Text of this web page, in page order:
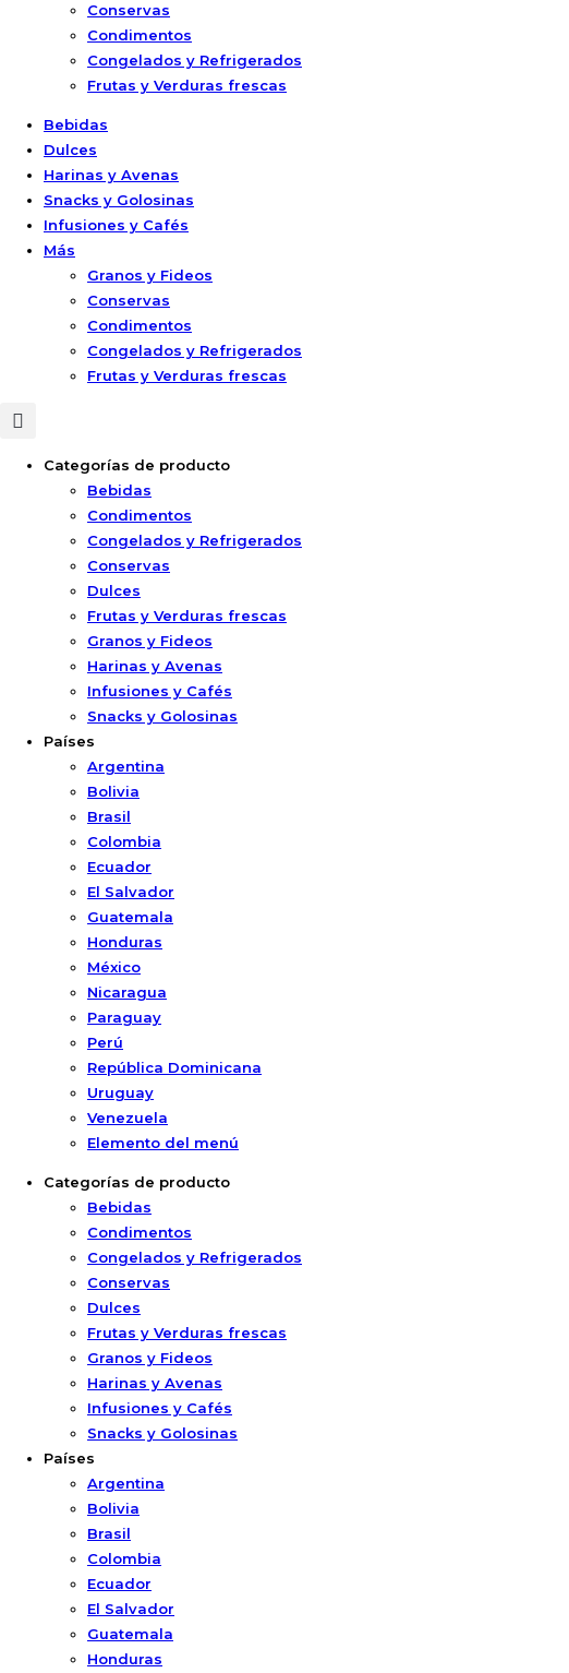
Conservas
Condimentos
Congelados y Refrigerados
Frutas y Verduras frescas
Bebidas
Dulces
Harinas y Avenas
Snacks y Golosinas
Infusiones y Cafés
Más
Granos y Fideos
Conservas
Condimentos
Congelados y Refrigerados
Frutas y Verduras frescas
Categorías de producto
Bebidas
Condimentos
Congelados y Refrigerados
Conservas
Dulces
Frutas y Verduras frescas
Granos y Fideos
Harinas y Avenas
Infusiones y Cafés
Snacks y Golosinas
Países
Argentina
Bolivia
Brasil
Colombia
Ecuador
El Salvador
Guatemala
Honduras
México
Nicaragua
Paraguay
Perú
República Dominicana
Uruguay
Venezuela
Elemento del menú
Categorías de producto
Bebidas
Condimentos
Congelados y Refrigerados
Conservas
Dulces
Frutas y Verduras frescas
Granos y Fideos
Harinas y Avenas
Infusiones y Cafés
Snacks y Golosinas
Países
Argentina
Bolivia
Brasil
Colombia
Ecuador
El Salvador
Guatemala
Honduras